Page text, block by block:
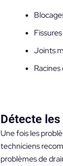
Fissures
Joints
Détecte
Une fois les
techniciens
problèmes de